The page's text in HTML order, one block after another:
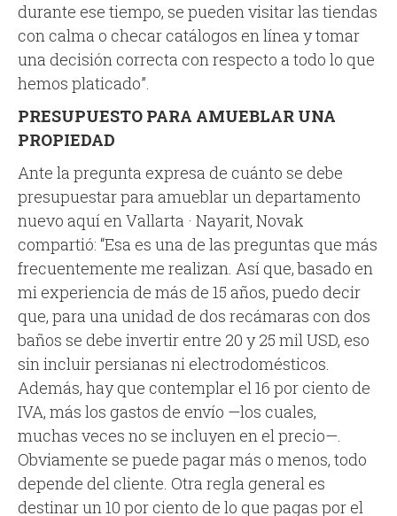
durante ese tiempo, se pueden visitar las tiendas
con calma o checar catálogos en línea y tomar
una decisión correcta con respecto a todo lo que
hemos platicado”.
PRESUPUESTO PARA AMUEBLAR UNA
PROPIEDAD
Ante la pregunta expresa de cuánto se debe
presupuestar para amueblar un departamento
nuevo aquí en Vallarta · Nayarit, Novak
compartió: “Esa es una de las preguntas que más
frecuentemente me realizan. Así que, basado en
mi experiencia de más de 15 años, puedo decir
que, para una unidad de dos recámaras con dos
baños se debe invertir entre 20 y 25 mil USD, eso
sin incluir persianas ni electrodomésticos.
Además, hay que contemplar el 16 por ciento de
IVA, más los gastos de envío —los cuales,
muchas veces no se incluyen en el precio—.
Obviamente se puede pagar más o menos, todo
depende del cliente. Otra regla general es
destinar un 10 por ciento de lo que pagas por el